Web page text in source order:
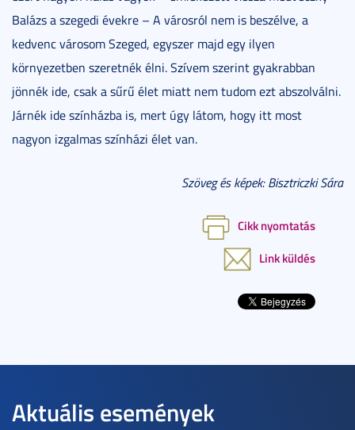
Balázs a szegedi évekre – A városról nem is beszélve, a
kedvenc városom Szeged, egyszer majd egy ilyen
környezetben szeretnék élni. Szívem szerint gyakrabban
jönnék ide, csak a sűrű élet miatt nem tudom ezt abszolválni.
Járnék ide színházba is, mert úgy látom, hogy itt most
nagyon izgalmas színházi élet van.
Szöveg és képek: Bisztriczki Sára
Cikk nyomtatás
Link küldés
Aktuális események